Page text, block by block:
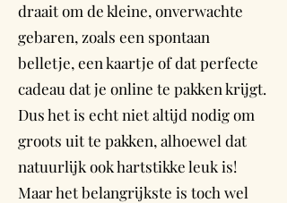
draait om de kleine, onverwachte
gebaren, zoals een spontaan
belletje, een kaartje of dat perfecte
cadeau dat je online te pakken krijgt.
Dus het is echt niet altijd nodig om
groots uit te pakken, alhoewel dat
natuurlijk ook hartstikke leuk is!
Maar het belangrijkste is toch wel